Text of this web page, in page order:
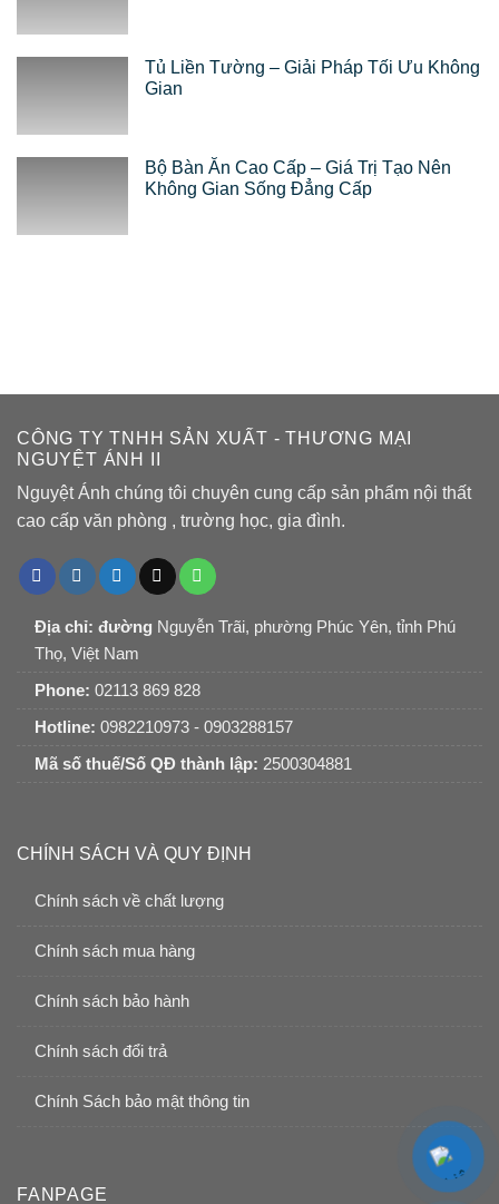
Tủ Liền Tường – Giải Pháp Tối Ưu Không
Gian
Bộ Bàn Ăn Cao Cấp – Giá Trị Tạo Nên
Không Gian Sống Đẳng Cấp
CÔNG TY TNHH SẢN XUẤT - THƯƠNG MẠI
NGUYỆT ÁNH II
Nguyệt Ánh chúng tôi chuyên cung cấp sản phẩm nội thất
cao cấp văn phòng , trường học, gia đình.
Địa chỉ: đường Nguyễn Trãi, phường Phúc Yên, tỉnh Phú
Thọ, Việt Nam
Phone: 02113 869 828
Hotline: 0982210973 - 0903288157
Mã số thuế/Số QĐ thành lập: 2500304881
CHÍNH SÁCH VÀ QUY ĐỊNH
Chính sách về chất lượng
Chính sách mua hàng
Chính sách bảo hành
Chính sách đổi trả
Chính Sách bảo mật thông tin
FANPAGE